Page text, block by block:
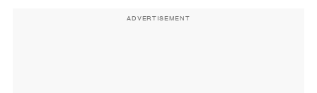
ADVERTISEMENT